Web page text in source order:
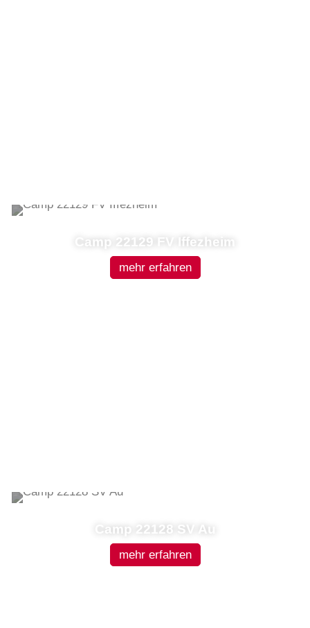
Camp 22129 FV Iffezheim
mehr erfahren
Camp 22128 SV Au
mehr erfahren